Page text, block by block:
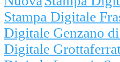
Stampa Digitale
Digitale Genzano
Digitale